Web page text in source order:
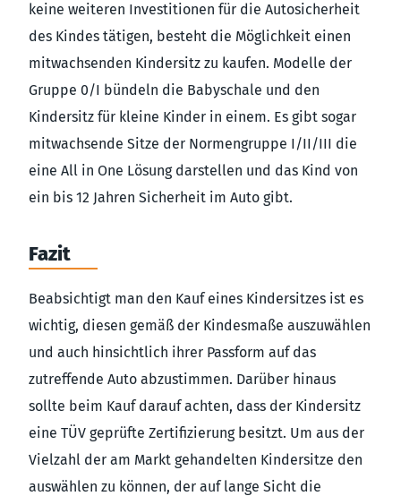
keine weiteren Investitionen für die Autosicherheit
des Kindes tätigen, besteht die Möglichkeit einen
mitwachsenden Kindersitz zu kaufen. Modelle der
Gruppe 0/I bündeln die Babyschale und den
Kindersitz für kleine Kinder in einem. Es gibt sogar
mitwachsende Sitze der Normengruppe I/II/III die
eine All in One Lösung darstellen und das Kind von
ein bis 12 Jahren Sicherheit im Auto gibt.
Fazit
Beabsichtigt man den Kauf eines Kindersitzes ist es
wichtig, diesen gemäß der Kindesmaße auszuwählen
und auch hinsichtlich ihrer Passform auf das
zutreffende Auto abzustimmen. Darüber hinaus
sollte beim Kauf darauf achten, dass der Kindersitz
eine TÜV geprüfte Zertifizierung besitzt. Um aus der
Vielzahl der am Markt gehandelten Kindersitze den
auswählen zu können, der auf lange Sicht die